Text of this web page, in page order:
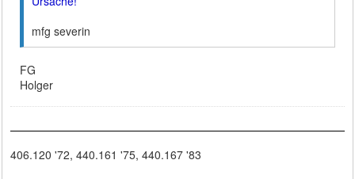
mfg severin
FG
Holger
406.120 '72, 440.161 '75, 440.167 '83